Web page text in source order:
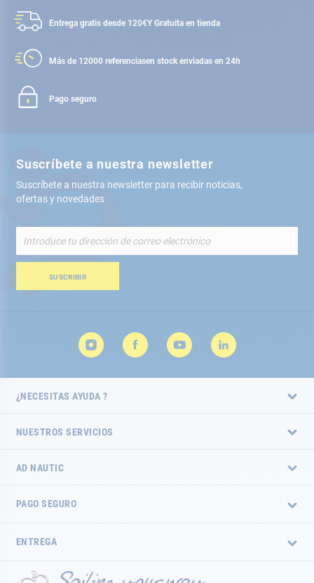
Entrega gratis desde 120€Y Gratuita en tienda
Más de 12000 referenciasen stock enviadas en 24h
Pago seguro
Suscríbete a nuestra newsletter
Suscríbete a nuestra newsletter para recibir noticias,
ofertas y novedades
nuestro
de
SUSCRIBIR
¿NECESITAS AYUDA ?
NUESTROS SERVICIOS
AD NAUTIC
PAGO SEGURO
ENTREGA